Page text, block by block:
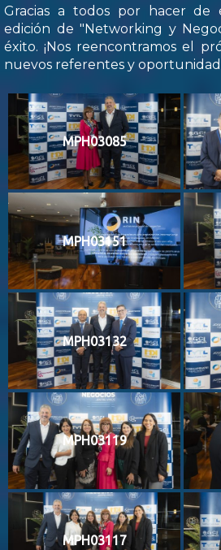
Gracias a todos por hacer de
edición de "Networking y
éxito. ¡Nos reencontramos el
nuevos referentes y
MPH03085
MPH03151
MPH03132
MPH03119
MPH03117